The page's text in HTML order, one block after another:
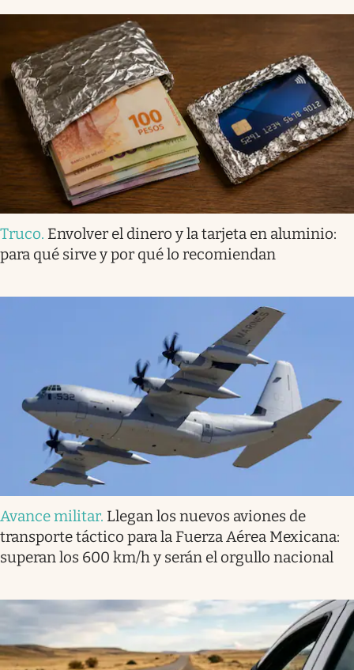
Truco. Envolver el dinero y la tarjeta en aluminio:
para qué sirve y por qué lo recomiendan
Avance militar. Llegan los nuevos aviones de
transporte táctico para la Fuerza Aérea Mexicana:
superan los 600 km/h y serán el orgullo nacional